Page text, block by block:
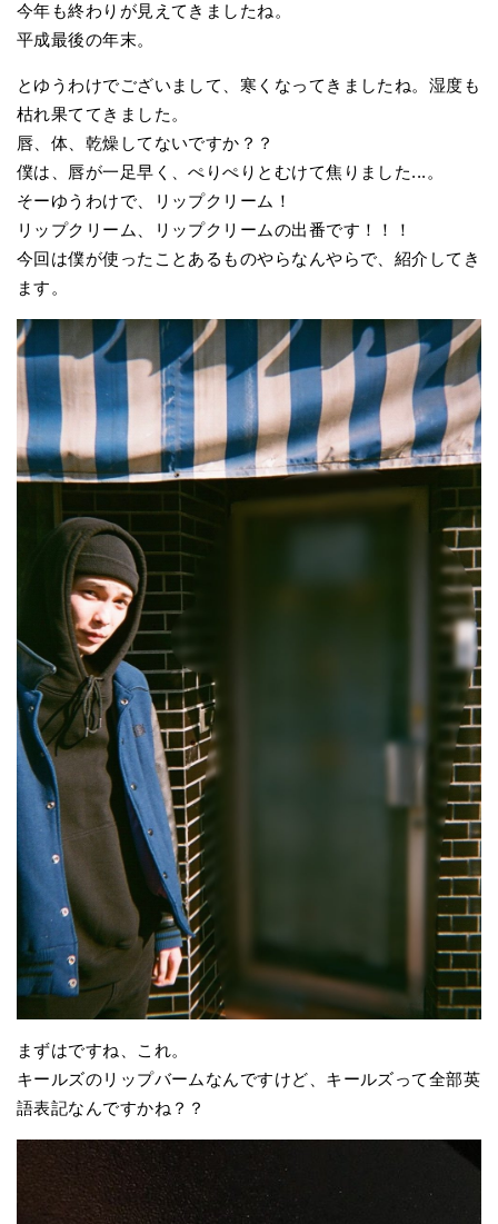
今年も終わりが見えてきましたね。
平成最後の年末。
とゆうわけでございまして、寒くなってきましたね。湿度も
枯れ果ててきました。
唇、体、乾燥してないですか？？
僕は、唇が一足早く、ぺりぺりとむけて焦りました...。
そーゆうわけで、リップクリーム！
リップクリーム、リップクリームの出番です！！！
今回は僕が使ったことあるものやらなんやらで、紹介してき
ます。
まずはですね、これ。
キールズのリップバームなんですけど、キールズって全部英
語表記なんですかね？？